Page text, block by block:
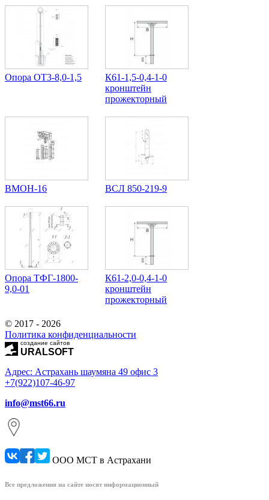
Опора ОТ3-8,0-1,5
К61-1,5-0,4-1-0
кронштейн
прожекторный
ВМОН-16 ВСЛ 850-219-9
Опора ТФГ-1800-
9,0-01
К61-2,0-0,4-1-0
кронштейн
прожекторный
© 2017 - 2026
Политика конфиденциальности
создание сайтов
URALSOFT
Адрес: Астрахань шаумяна 49 офис 3
+7(922)107-46-97
info@mst66.ru
ООО МСТ в Астрахани
Все предложения на сайте носят информационный